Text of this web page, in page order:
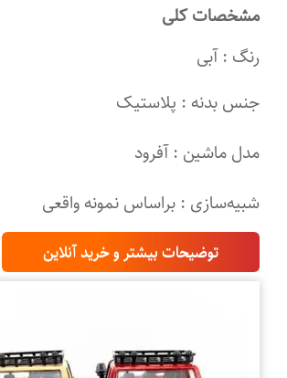
مشخصات کلی
رنگ : آبی
جنس بدنه : پلاستیک
مدل ماشین : آفرود
شبیه‌سازی : براساس نمونه واقعی
توضیحات بیشتر و خرید آنلاین